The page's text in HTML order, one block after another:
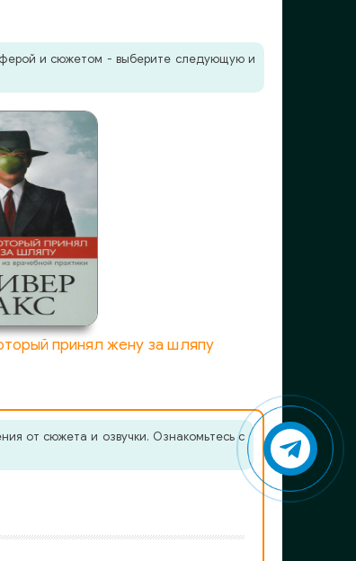
и сюжетом - выберите следующую и
принял жену за шляпу
от сюжета и озвучки. Ознакомьтесь с